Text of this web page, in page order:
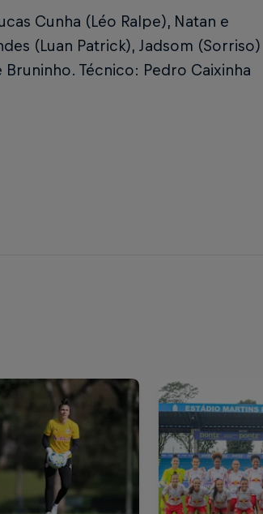
Cunha (Léo Ralpe), Natan e
(Luan Patrick), Jadsom (Sorriso)
Técnico: Pedro Caixinha